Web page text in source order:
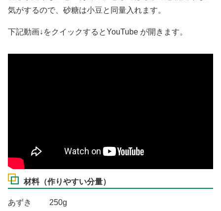
気がするので、砂糖は小豆と同量入れます。
下記動画↓をクイックするとYouTube が開きます。
材料（作りやすい分量）
あずき 250g